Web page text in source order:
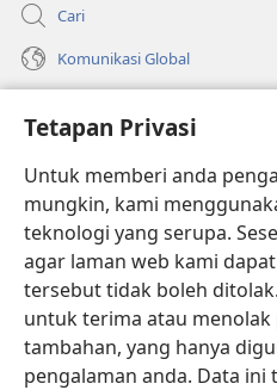
Tetapan Privasi
Untuk memberi anda
mungkin, kami
teknologi yang serupa.
agar laman web kami
tersebut tidak boleh
untuk terima atau
tambahan, yang hanya
pengalaman anda. Data ini
Cari
Komunikasi Global
(membuka
tetingkap
baharu)PERPUSTAKAAN DALAM
(membuka
tetingkap
baharu)JW Hub
(membuka
tetingkap
baharu)
®
®